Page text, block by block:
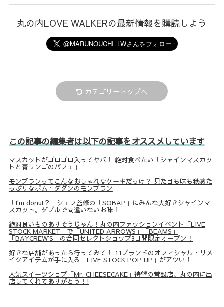
丸の内LOVE WALKERの最新情報を購読しよう
カテゴリートップへ
この記事の編集者は以下の記事をオススメしています
マスカットがゴロゴロ入ってヤバ！ 絶対食べたい「シャインマスカッ
トと青リンゴのパフェ」
モンブランってこんなおしゃれなケーキだっけ？ 見た目も味も秋感た
っぷりなポム・ダダンのモンブラン
「I'm donut？」シェフ監修の「SOBAP」にみんな大好きシャインマ
スカット。ダブルで間違いないお味！
絶対良いものありそうじゃん！丸の内ファッションイベント「LIVE
STOCK MARKET」で「UNITED ARROWS」「BEAMS」
「BAYCREW'S」の合同セレクトショップ3日間限定オープン！
好きな店舗があったら行ってみて！ 11ブランドのオフィシャル・リメ
イクアイテムが手に入る「LIVE STOCK POP UP」がアツい！
人気スイーツショプ「Mr. CHEESECAKE」待望の常設店、丸の内に出
店してくれてありがとう！!